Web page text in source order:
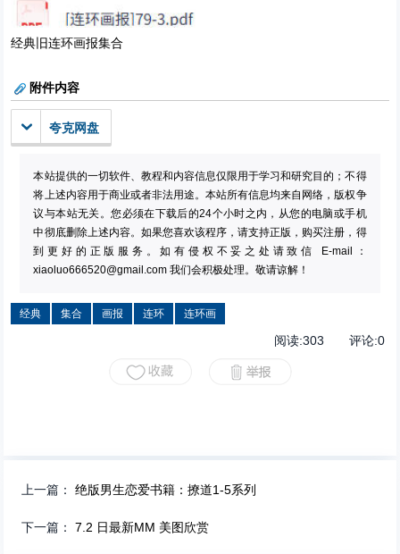
经典旧连环画报集合
附件内容
夸克网盘
本站提供的一切软件、教程和内容信息仅限用于学习和研究目的；不得
将上述内容用于商业或者非法用途。本站所有信息均来自网络，版权争
议与本站无关。您必须在下载后的24个小时之内，从您的电脑或手机
中彻底删除上述内容。如果您喜欢该程序，请支持正版，购买注册，得
到更好的正版服务。如有侵权不妥之处请致信 E-mail：
xiaoluo666520@gmail.com 我们会积极处理。敬请谅解！
经典 集合 画报 连环 连环画
阅读:303 评论:0
上一篇：绝版男生恋爱书籍：撩道1-5系列
下一篇：7.2 日最新MM 美图欣赏